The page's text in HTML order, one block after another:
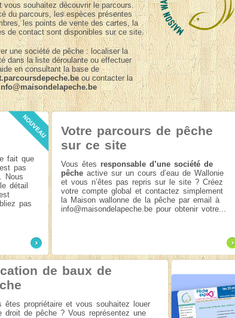
souhaitez découvrir le parcours.
du parcours, les espèces présentes
les points de vente des cartes, la
de contact sont disponibles sur ce site.
une société de pêche : localiser la
dans la liste déroulante ou effectuer
en consultant la base de
ou contacter la
fait que
pas
Nous
détail
pas
Votre parcours de pêche
sur ce site
Vous êtes responsable d’une société de
pêcheactive sur un cours d’eau de Wallonie
et vous n’êtes pas repris sur le site ? Créez
votre compte global et contactez simplement
la Maison wallonne de la pêche par email à
info@maisondelapeche.bepour obtenir votre...
de baux de
êtes propriétaire et vous souhaitez louer
droit de pêche ? Vous représentez une